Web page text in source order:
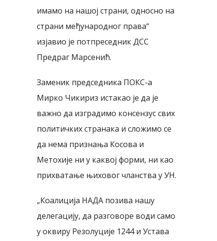
имамо на нашој страни, односно на
страни међународног права“
изјавио је потпреседник ДСС
Предраг Марсенић.
Заменик председника ПОКС-а
Мирко Чикириз истакао је да је
важно да изградимо консензус свих
политичких странака и сложимо се
да нема признања Косова и
Метохије ни у каквој форми, ни као
прихватање њиховог чланства у УН.
„Коалиција НАДА позива нашу
делегацију, да разговоре води само
у оквиру Резолуције 1244 и Устава